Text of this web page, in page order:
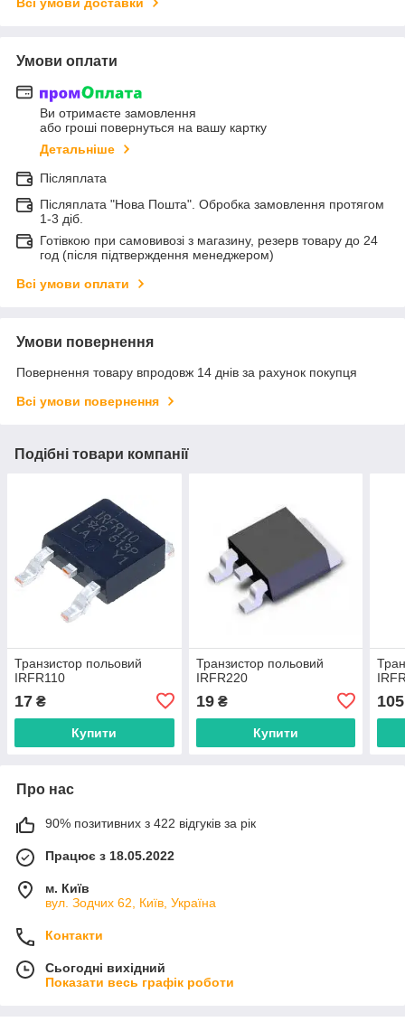
Умови оплати
Ви отримаєте замовлення
або гроші повернуться на вашу картку
Детальніше
Післяплата
Післяплата "Нова Пошта". Обробка замовлення протягом
1-3 діб.
Готівкою при самовивозі з магазину, резерв товару до 24
год (після підтверждення менеджером)
Всі умови оплати
Умови повернення
Повернення товару впродовж 14 днів за рахунок покупця
Всі умови повернення
Подібні товари компанії
Транзистор польовий
IRFR110
17 ₴
Купити
Транзистор польовий
IRFR220
19₴
Купити
105
Про нас
90% позитивних з 422 відгуків за рік
Працює з 18.05.2022
м. Київ
вул. Зодчих 62, Київ, Україна
Контакти
Сьогодні вихідний
Показати весь графік роботи